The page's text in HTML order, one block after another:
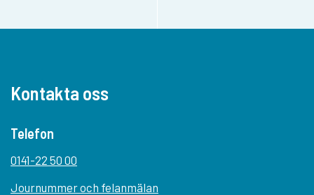
Kontakta oss
Telefon
0141-22 50 00
Journummer och felanmälan